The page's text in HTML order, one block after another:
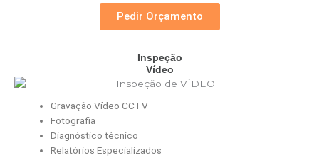
Pedir Orçamento
Inspeção
Vídeo
Gravação Vídeo CCTV
Fotografia
Diagnóstico técnico
Relatórios Especializados